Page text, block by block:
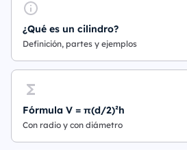
¿Qué es un cilindro?
Definición, partes y ejemplos
Fórmula V = π(d/2)²h
Con radio y con diámetro